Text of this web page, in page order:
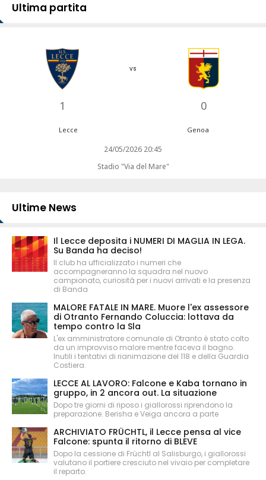
Ultima partita
1
vs
0
Lecce Genoa
24/05/2026 20:45
Stadio "Via del Mare"
Ultime News
Il Lecce deposita i NUMERI DI MAGLIA IN LEGA.
Su Banda ha deciso!
Il club ha ufficializzato i numeri che
accompagneranno la squadra nel nuovo
campionato, curiosità per i nuovi arrivati e la presenza
di Banda
MALORE FATALE IN MARE. Muore l'ex assessore
di Otranto Fernando Coluccia: lottava da
tempo contro la Sla
L'ex amministratore comunale di Otranto è stato colto
da un improvviso malore mentre faceva il bagno.
Inutili i tentativi di rianimazione del 118 e della Guardia
Costiera.
LECCE AL LAVORO: Falcone e Kaba tornano in
gruppo, in 2 ancora out. La situazione
Dopo tre giorni di riposo i giallorossi riprendono la
preparazione. Berisha e Veiga ancora a parte
ARCHIVIATO FRÜCHTL, il Lecce pensa al vice
Falcone: spunta il ritorno di BLEVE
Dopo la cessione di Früchtl al Salisburgo, i giallorossi
valutano il portiere cresciuto nel vivaio per completare
il reparto.